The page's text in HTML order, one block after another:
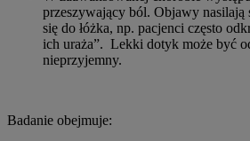
przeszywający ból. Objawy nasilają
się do łóżka, np. pacjenci często
ich uraża”. Lekki dotyk może być
nieprzyjemny.
Badanie obejmuje: